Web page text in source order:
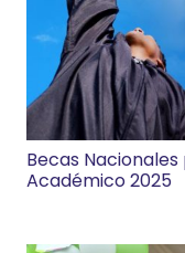
Becas
Académico 2025